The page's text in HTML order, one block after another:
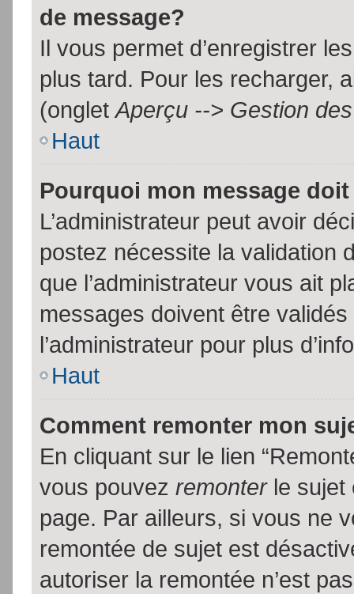
de message?
Il vous permet d’enregistrer
plus tard. Pour les recharger,
(ongletAperçu --> Gestion
Haut
Pourquoi mon message
L’administrateur peut avoir
postez nécessite la validation
que l’administrateur vous ait
messages doivent être
l’administrateur pour plus
Haut
Comment remonter mon
En cliquant sur le lien
vous pouvez remonterle sujet
page. Par ailleurs, si vous ne
remontée de sujet est
autoriser la remontée n’est